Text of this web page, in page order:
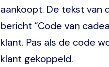
aankoopt. De tekst van
bericht “Code van
klant. Pas als de code
klant gekoppeld.